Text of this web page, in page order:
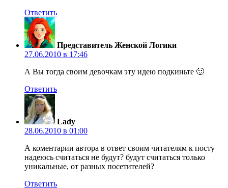
Ответить
Представитель Женской Логики
27.06.2010 в 17:46
А Вы тогда своим девочкам эту идею подкиньте 🙂
Ответить
Lady
28.06.2010 в 01:00
А коментарии автора в ответ своим читателям к посту
надеюсь считаться не будут? будут считаться только
уникальные, от разных посетителей?
Ответить